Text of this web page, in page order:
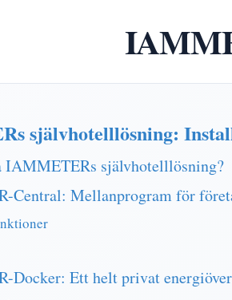
självhotelllösning:
IAMMETERs självhotelllösning?
Central: Mellanprogram för
Docker: Ett helt privat